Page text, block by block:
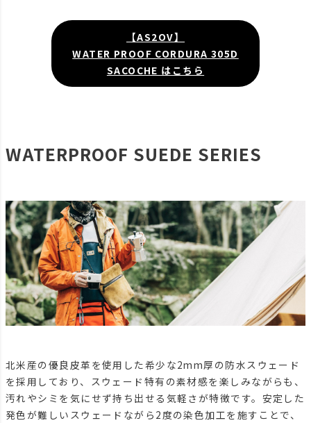
【AS2OV】
WATER PROOF CORDURA 305D
SACOCHE はこちら
WATERPROOF SUEDE SERIES
北米産の優良皮革を使用した希少な2mm厚の防水スウェード
を採用しており、スウェード特有の素材感を楽しみながらも、
汚れやシミを気にせず持ち出せる気軽さが特徴です。安定した
発色が難しいスウェードながら2度の染色加工を施すことで、